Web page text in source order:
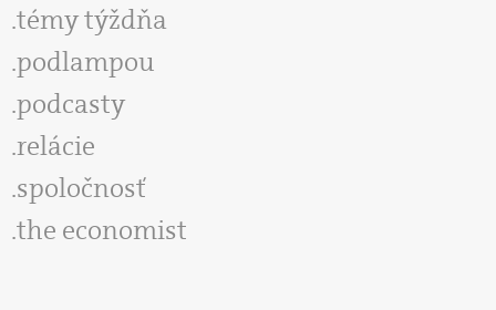
témy týždňa
podlampou
podcasty
relácie
spoločnosť
the economist